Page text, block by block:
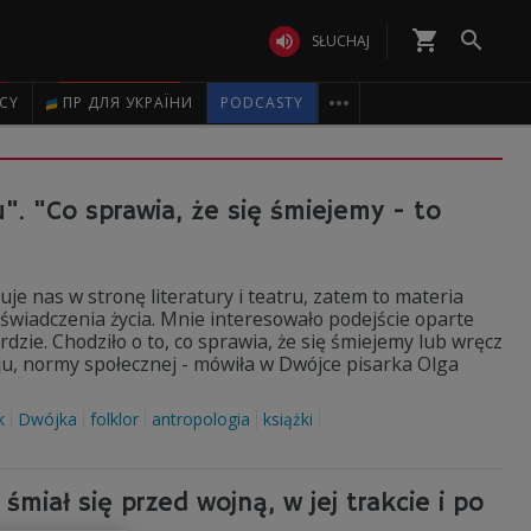
 SŁUCHAJ shopping_cart 
ПР ДЛЯ УКРАЇНИ PODCASTY 
"Co sprawia, że się śmiejemy - to
nas w stronę literatury i teatru, zatem to materia
życia. Mnie interesowało podejście oparte
Chodziło o to, co sprawia, że się śmiejemy lub wręcz
społecznej - mówiła w Dwójce pisarka Olga
Dwójka folklor antropologia książki
się przed wojną, w jej trakcie i po